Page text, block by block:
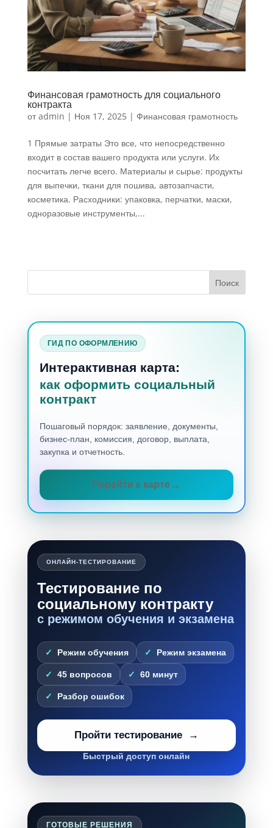
Финансовая грамотность для социального
контракта
отadmin | Ноя 17, 2025| Финансовая грамотность
1 Прямые затраты Это все, что непосредственно
входит в состав вашего продукта или услуги. Их
посчитать легче всего. Материалы и сырье: продукты
для выпечки, ткани для пошива, автозапчасти,
косметика. Расходники: упаковка, перчатки, маски,
одноразовые инструменты,...
ГИД ПО ОФОРМЛЕНИЮ
Интерактивная карта:
как оформить социальный
контракт
Пошаговый порядок: заявление, документы,
бизнес-план, комиссия, договор, выплата,
закупка и отчетность.
Перейти к карте
ОНЛАЙН-ТЕСТИРОВАНИЕ
Тестирование по
социальному контракту
с режимом обучения и экзамена
Режим обучения Режим экзамена
45 вопросов 60 минут
Разбор ошибок
Пройти тестирование
Быстрый доступ онлайн
ГОТОВЫЕ РЕШЕНИЯ